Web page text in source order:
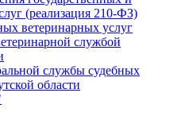
(реализация 210-ФЗ)
ветеринарных услуг
службой
службы судебных
области